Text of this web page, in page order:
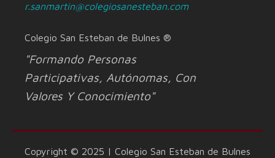
r.sanmartin@colegiosanesteban.com
Colegio San Esteban de Bulnes ®
"Formando Personas
Participativas, Autónomas, Con
Valores Y Conocimiento"
Copyright © 2025 | Colegio San Esteban de Bulnes